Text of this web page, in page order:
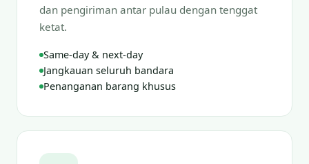
dan pengiriman antar pulau dengan tenggat
ketat.
Same-day & next-day
Jangkauan seluruh bandara
Penanganan barang khusus